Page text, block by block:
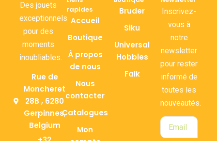
Des jouets
exceptionnels
pour des
moments
inoubliables.
Rue de
Moncheret
28B , 6280
Gerpinnes,
Belgium
rapides
Accueil
Boutique
À propos
de nous
Nous
contacter
Catalogues
Mon
Bruder
Siku
Universal
Hobbies
Falk
Inscrivez-
vous à
notre
newsletter
pour rester
informé de
toutes les
nouveautés.